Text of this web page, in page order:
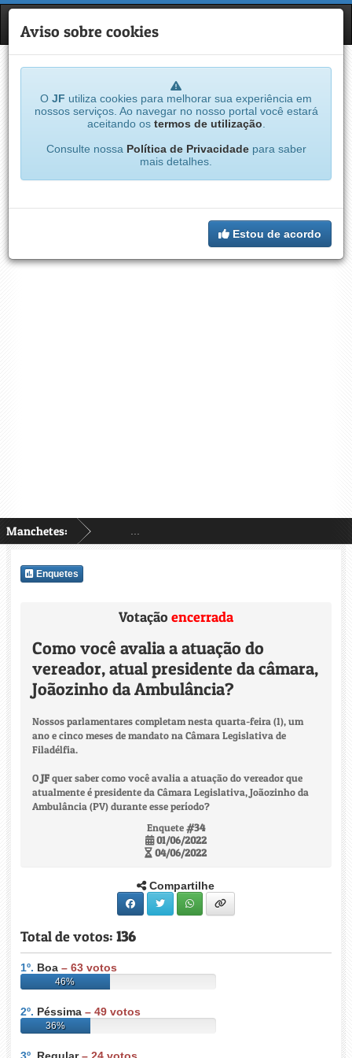
JF
Manchetes:
Aviso sobre cookies
O JF utiliza cookies para melhorar sua experiência em
nossos serviços. Ao navegar no nosso portal você estará
aceitando os termos de utilização
Consulte nossa Política de Privacidadepara saber
mais detalhes.
Estou de acordo
Enquetes
Votação encerrada
Como você avalia a atuação do
vereador, atual presidente da câmara,
Joãozinho da Ambulância?
Nossos parlamentares completam nesta quarta-feira (1), um
ano e cinco meses de mandato na Câmara Legislativa de
Filadélfia.
OJFquer saber como você avalia a atuação do vereador que
atualmente é presidente da Câmara Legislativa, Joãozinho da
Ambulância (PV) durante esse período?
Enquete#34
01/06/2022
04/06/2022
Compartilhe
Total de votos: 136
1º. Boa– 63votos
46%
2º. Péssima– 49votos
36%